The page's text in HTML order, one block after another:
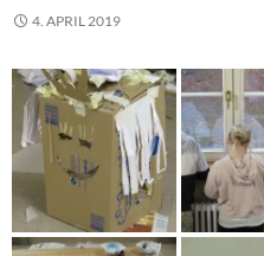
4. APRIL 2019